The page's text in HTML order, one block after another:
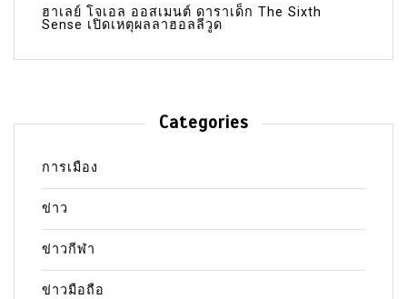
ฮาเลย์ โจเอล ออสเมนต์ ดาราเด็ก The Sixth
Sense เปิดเหตุผลลาฮอลลีวูด
Categories
การเมือง
ข่าว
ข่าวกีฬา
ข่าวมือถือ